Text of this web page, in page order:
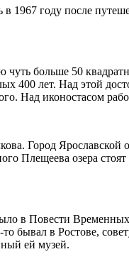
1967 году после
больше 50
400 лет. Над этой
Над иконостасом
Город Ярославской
Плещеева озера
в Повести
бывал в Ростове,
ей музей.